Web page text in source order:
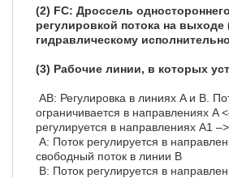
(2) FC: Дроссель
регулировкой потока на
гидравлическому
(3) Рабочие линии, в которых
AB: Регулировка в линиях A и B.
ограничивается в направлениях A
регулируется в направлениях A1
A: Поток регулируется в
свободный поток в линии B
B: Поток регулируется в